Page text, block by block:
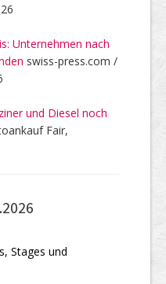
Unternehmen nach
swiss-press.com /
und Diesel noch
Fair,
Stages und